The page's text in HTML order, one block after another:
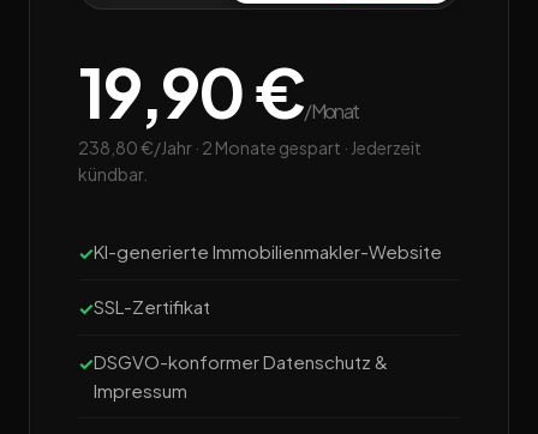
19,90 €/Monat
238,80 €/Jahr · 2 Monate gespart · Jederzeit
kündbar.
KI-generierte Immobilienmakler-Website
SSL-Zertifikat
DSGVO-konformer Datenschutz &
Impressum